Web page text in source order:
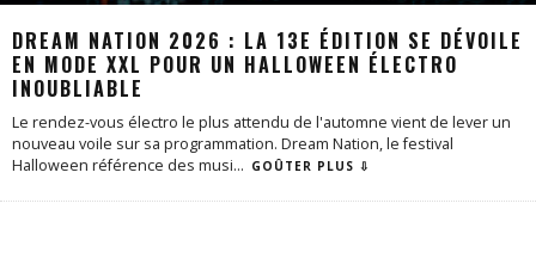
DREAM NATION 2026 : LA 13E ÉDITION SE DÉVOILE
EN MODE XXL POUR UN HALLOWEEN ÉLECTRO
INOUBLIABLE
Le rendez-vous électro le plus attendu de l'automne vient de lever un
nouveau voile sur sa programmation. Dream Nation, le festival
Halloween référence des musi... GOÛTER PLUS ⇩